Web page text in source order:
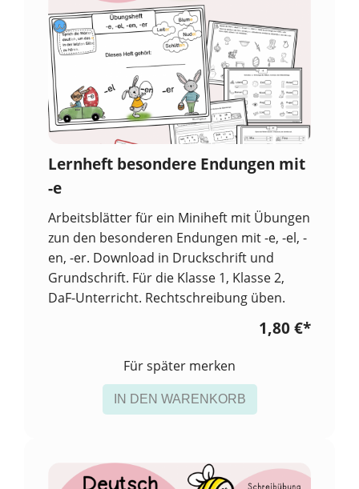
Lernheft besondere Endungen mit
-e
Arbeitsblätter für ein Miniheft mit Übungen
zun den besonderen Endungen mit -e, -el, -
en, -er. Download in Druckschrift und
Grundschrift. Für die Klasse 1, Klasse 2,
DaF-Unterricht. Rechtschreibung üben.
1,80 €*
Für später merken
IN DEN WARENKORB